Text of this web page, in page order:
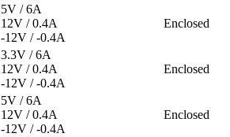
5V / 6A
12V / 0.4A
-12V / -0.4A
Enclosed
3.3V / 6A
12V / 0.4A
-12V / -0.4A
Enclosed
5V / 6A
12V / 0.4A
-12V / -0.4A
Enclosed